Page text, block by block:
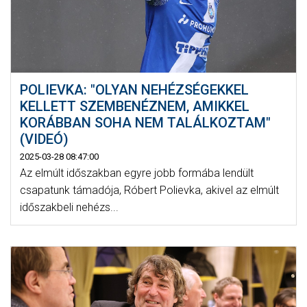
POLIEVKA: "OLYAN NEHÉZSÉGEKKEL
KELLETT SZEMBENÉZNEM, AMIKKEL
KORÁBBAN SOHA NEM TALÁLKOZTAM"
(VIDEÓ)
2025-03-28 08:47:00
Az elmúlt időszakban egyre jobb formába lendült
csapatunk támadója, Róbert Polievka, akivel az elmúlt
időszakbeli nehézs...